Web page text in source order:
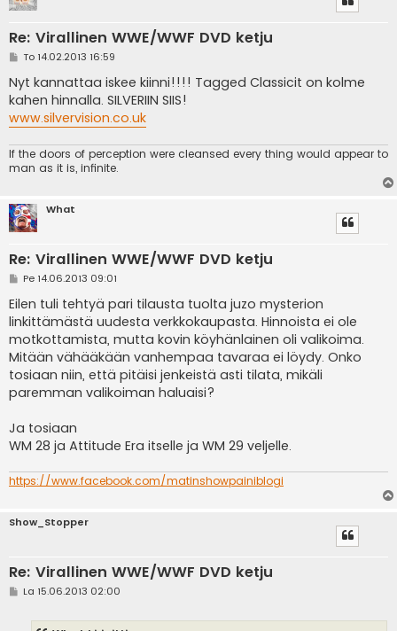
Re: Virallinen WWE/WWF DVD ketju
V
e
s
t
i
To 14.02.2013 16:59
Nyt kannattaa iskee kiinni!!!! Tagged Classicit on kolme
kahen hinnalla. SILVERIIN SIIS!
www.silvervision.co.uk
If the doors of perception were cleansed every thing would appear to
man as it is, infinite.
What
Re: Virallinen WWE/WWF DVD ketju
V
e
s
t
i
Pe 14.06.2013 09:01
Eilen tuli tehtyä pari tilausta tuolta juzo mysterion
linkittämästä uudesta verkkokaupasta. Hinnoista ei ole
motkottamista, mutta kovin köyhänlainen oli valikoima.
Mitään vähääkään vanhempaa tavaraa ei löydy. Onko
tosiaan niin, että pitäisi jenkeistä asti tilata, mikäli
paremman valikoiman haluaisi?
Ja tosiaan
WM 28 ja Attitude Era itselle ja WM 29 veljelle.
https://www.facebook.com/matinshowpainiblogi
Show_Stopper
Re: Virallinen WWE/WWF DVD ketju
VLa 15.06.2013 02:00